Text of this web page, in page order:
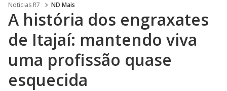
Noticias R7 ND Mais
A história dos engraxates
de Itajaí: mantendo viva
uma profissão quase
esquecida